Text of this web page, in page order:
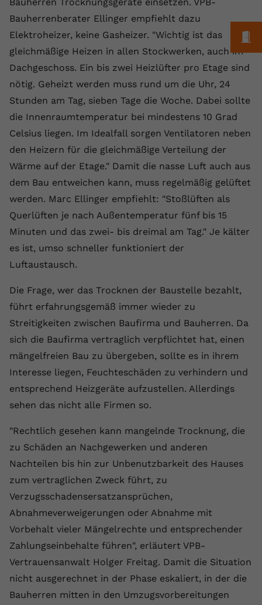
Bauherrenberater Ellinger empfiehlt dazu
Elektroheizer, keine Gasheizer. "Wichtig ist das
gleichmäßige Heizen in allen Stockwerken, auch im
Dachgeschoss. Ein bis zwei Heizlüfter pro Etage sind
nötig. Geheizt werden muss rund um die Uhr, 24
Stunden am Tag, sieben Tage die Woche. Dabei sollte
die Innenraumtemperatur bei mindestens 10 Grad
Celsius liegen. Im Idealfall sorgen Ventilatoren neben
den Heizern für die gleichmäßige Verteilung der
Wärme auf der Etage." Damit die nasse Luft auch aus
dem Bau entweichen kann, muss regelmäßig gelüftet
werden. Marc Ellinger empfiehlt: "Stoßlüften als
Querlüften je nach Außentemperatur fünf bis 15
Minuten und das zwei- bis dreimal am Tag." Je kälter
es ist, umso schneller funktioniert der
Luftaustausch.
Die Frage, wer das Trocknen der Baustelle bezahlt,
führt erfahrungsgemäß immer wieder zu
Streitigkeiten zwischen Baufirma und Bauherren. Da
sich die Baufirma vertraglich verpflichtet hat, einen
mängelfreien Bau zu übergeben, sollte es in ihrem
Interesse liegen, Feuchteschäden zu verhindern und
entsprechend Heizgeräte aufzustellen. Allerdings
sehen das nicht alle Firmen so.
"Rechtlich gesehen kann mangelnde Trocknung, die
zu Schäden an Nachgewerken und anderen
Nachteilen bis hin zur Unbenutzbarkeit des Hauses
zum vertraglichen Zweck führt, zu
Verzugsschadensersatzansprüchen,
Abnahmeverweigerungen oder Abnahme mit
Vorbehalt vieler Mängelrechte und entsprechender
Zahlungseinbehalte führen", erläutert VPB-
Vertrauensanwalt Holger Freitag. Damit die Situation
nicht ausgerechnet in der Phase eskaliert, in der die
Bauherren mitten in den Umzugsvorbereitungen
Laufzeit 1 Jahr
Zweck
Einstellungen. Unter anderem eine
zufällig generierte ID, für die
historische Speicherung Ihrer
vorgenommen Einstellungen, falls der
hat.
Anbieter VPB.de
Zweck
Dieses Cookie wird verwendet, um die
Speicherung von
Benutzereinstellungen zu ermöglichen.
wiederzuerkennen und statistische
Informationen zur Nutzung der
Website zu erfassen.
Name _gcl au
Anbieter Google Ads
Laufzeit 90 Tage
Zweck
Wird von Google Ads für das
Werbeklicks der Nutzung auf unserer
Website zuzuordnen.
Cookie-Informationen anzeigen
Externe Inhalte
Wir verwenden auf unserer Website externe Inhalte,
um Ihnen zusätzliche Informationen anzubieten.
Name vuid
Anbieter vimeo.com
Laufzeit 2 Jahre
Zweck
Vimeo installiert dieses Cookie, um
indem es eine eindeutige ID zum
Einbetten von Videos auf der Website
setzt.
Name CONSENT
Laufzeit 2 Jahre
Zweck
YouTube setzt dieses Cookie über
eingebettete YouTube-Videos und
registriert anonyme statistische Daten.
Name yt-remote-device-id
Zweck
YouTube setzt diesen Cookie, um die
Videopräferenzen des Benutzers zu
speichern, der eingebettete YouTube-
Videos verwendet.
Name yt.innertube::requests
Anbieter youtube.com
Laufzeit Session
Cookie-Informationen anzeigen